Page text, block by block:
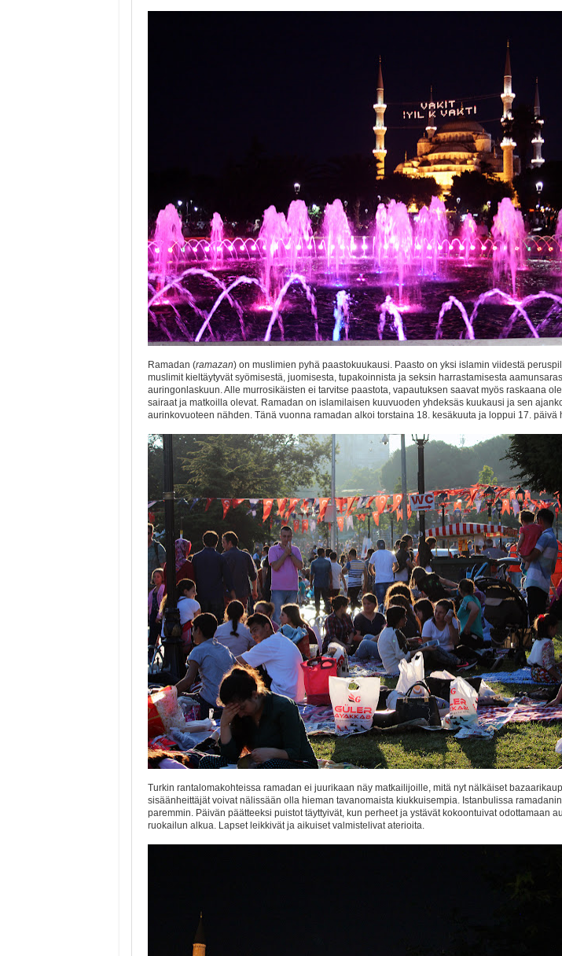
Ramadan (ramazan) on muslimien pyhä paastokuukausi. Paasto on yksi islamin viidestä
muslimit kieltäytyvät syömisestä, juomisesta, tupakoinnista ja seksin harrastamisesta
auringonlaskuun. Alle murrosikäisten ei tarvitse paastota, vapautuksen saavat myös raskaana
sairaat ja matkoilla olevat. Ramadan on islamilaisen kuuvuoden yhdeksäs kuukausi ja sen
aurinkovuoteen nähden. Tänä vuonna ramadan alkoi torstaina 18. kesäkuuta ja loppui 17. päivä
Turkin rantalomakohteissa ramadan ei juurikaan näy matkailijoille, mitä nyt nälkäiset
sisäänheittäjät voivat nälissään olla hieman tavanomaista kiukkuisempia. Istanbulissa
paremmin. Päivän päätteeksi puistot täyttyivät, kun perheet ja ystävät kokoontuivat odottamaan
ruokailun alkua. Lapset leikkivät ja aikuiset valmistelivat aterioita.